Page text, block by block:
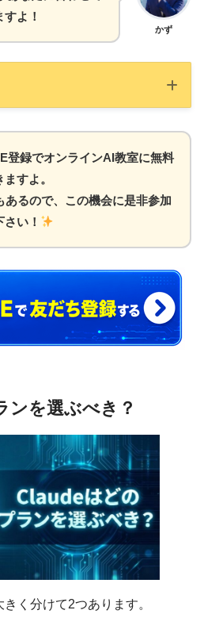
かず
よ！
被害から這い上がり、年商10億
いた僕が代表をしています！
大化できる時代」を提唱
しやすい解説を提供
って副業している方で、成果
いる方もいますよ！
登録でオンラインAI教室に無料
すよ。
あるので、この機会に是非参加
い！
ンを選ぶべき？
く分けて2つあります。